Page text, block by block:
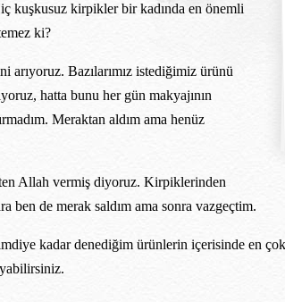
kuşkusuz kirpikler bir kadında en önemli
ki?
Bazılarımız istediğimiz ürünü
hatta bunu her gün makyajının
Meraktan aldım ama henüz
Allah vermiş diyoruz. Kirpiklerinden
ben de merak saldım ama sonra vazgeçtim.
kadar denediğim ürünlerin içerisinde en